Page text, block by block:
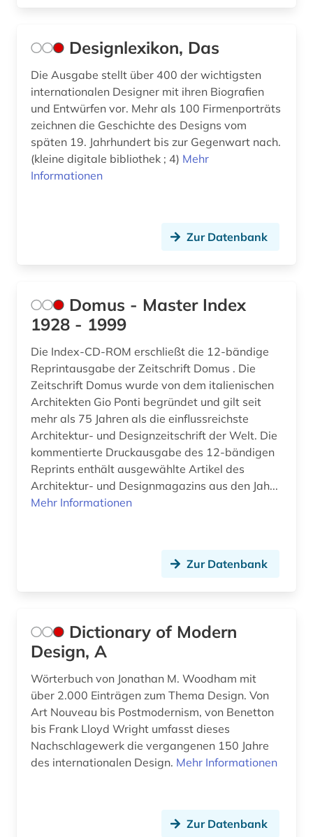
Designlexikon, Das
Die Ausgabe stellt über 400 der wichtigsten
internationalen Designer mit ihren Biografien
und Entwürfen vor. Mehr als 100 Firmenporträts
zeichnen die Geschichte des Designs vom
späten 19. Jahrhundert bis zur Gegenwart nach.
(kleine digitale bibliothek ; 4) Mehr
Informationen
Zur Datenbank
Domus - Master Index
1928 - 1999
Die Index-CD-ROM erschließt die 12-bändige
Reprintausgabe der Zeitschrift Domus . Die
Zeitschrift Domus wurde von dem italienischen
Architekten Gio Ponti begründet und gilt seit
mehr als 75 Jahren als die einflussreichste
Architektur- und Designzeitschrift der Welt. Die
kommentierte Druckausgabe des 12-bändigen
Reprints enthält ausgewählte Artikel des
Architektur- und Designmagazins aus den Jah...
Mehr Informationen
Zur Datenbank
Dictionary of Modern
Design, A
Wörterbuch von Jonathan M. Woodham mit
über 2.000 Einträgen zum Thema Design. Von
Art Nouveau bis Postmodernism, von Benetton
bis Frank Lloyd Wright umfasst dieses
Nachschlagewerk die vergangenen 150 Jahre
des internationalen Design. Mehr Informationen
Zur Datenbank